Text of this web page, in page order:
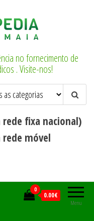
no fornecimento de
. Visite-nos!
rede fixa nacional)
rede móvel
Menu
0
0.00€